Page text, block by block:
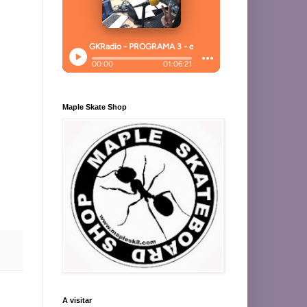
Maple Skate Shop
A visitar